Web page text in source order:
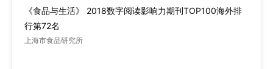
《食品与生活》 2018数字阅读影响力期刊TOP100海外排
行第72名
上海市食品研究所